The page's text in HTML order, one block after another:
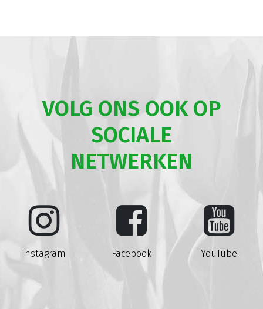
VOLG ONS OOK OP
SOCIALE
NETWERKEN
Instagram Facebook YouTube